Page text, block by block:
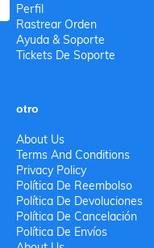
Perfil
Rastrear Orden
Ayuda & Soporte
Tickets De Soporte
otro
About Us
Terms And Conditions
Privacy Policy
Política De Reembolso
Política De Devoluciones
Política De Cancelación
Política De Envíos